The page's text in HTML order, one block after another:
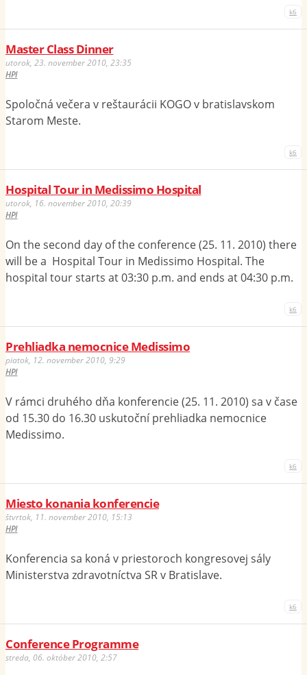
k6
Master Class Dinner
utorok, 23. november 2010, 23:35
HPI
Spoločná večera v reštaurácii KOGO v bratislavskom
Starom Meste.
k6
Hospital Tour in Medissimo Hospital
utorok, 16. november 2010, 20:39
HPI
On the second day of the conference (25. 11. 2010) there
will be a Hospital Tour in Medissimo Hospital. The
hospital tour starts at 03:30 p.m. and ends at 04:30 p.m.
k6
Prehliadka nemocnice Medissimo
piatok, 12. november 2010, 9:29
HPI
V rámci druhého dňa konferencie (25. 11. 2010) sa v čase
od 15.30 do 16.30 uskutoční prehliadka nemocnice
Medissimo.
k6
Miesto konania konferencie
štvrtok, 11. november 2010, 15:13
HPI
Konferencia sa koná v priestoroch kongresovej sály
Ministerstva zdravotníctva SR v Bratislave.
k6
Conference Programme
streda, 06. október 2010, 2:57